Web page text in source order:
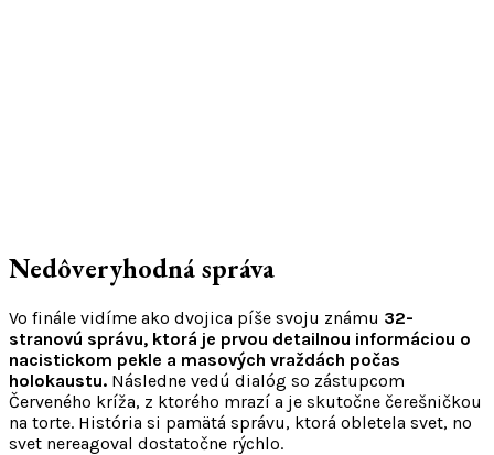
Nedôveryhodná správa
Vo finále vidíme ako dvojica píše svoju známu 32-
stranovú správu, ktorá je prvou detailnou informáciou o
nacistickom pekle a masových vraždách počas
holokaustu. Následne vedú dialóg so zástupcom
Červeného kríža, z ktorého mrazí a je skutočne čerešničkou
na torte. História si pamätá správu, ktorá obletela svet, no
svet nereagoval dostatočne rýchlo.